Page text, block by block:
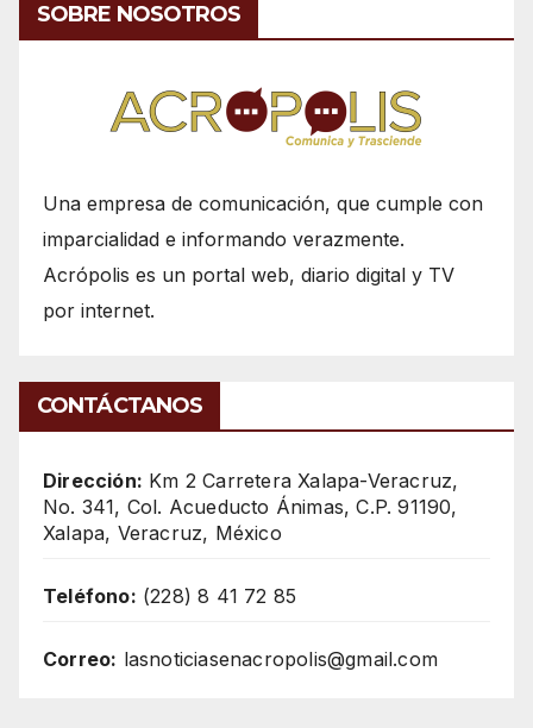
SOBRE NOSOTROS
Una empresa de comunicación, que cumple con
imparcialidad e informando verazmente.
Acrópolis es un portal web, diario digital y TV
por internet.
CONTÁCTANOS
Dirección: Km 2 Carretera Xalapa-Veracruz,
No. 341, Col. Acueducto Ánimas, C.P. 91190,
Xalapa, Veracruz, México
Teléfono: (228) 8 41 72 85
Correo: lasnoticiasenacropolis@gmail.com